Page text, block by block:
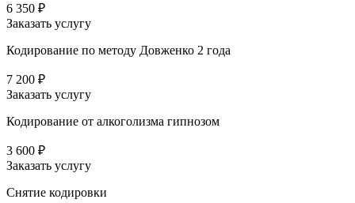
6 350 ₽
Заказать услугу
Кодирование по методу Довженко 2 года
7 200 ₽
Заказать услугу
Кодирование от алкоголизма гипнозом
3 600 ₽
Заказать услугу
Снятие кодировки